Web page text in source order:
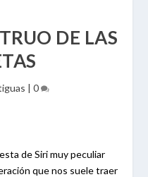
DE LAS
| 0
de Siri muy peculiar
que nos suele traer